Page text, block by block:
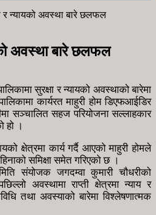
र न्यायको अवस्था बारे छलफल
अवस्था बारे छलफल
सुरक्षा र न्यायको अवस्थाको बारेमा
कार्यरत माहुरी होम डिएफआईडिर
सञ्चालित सहज परियोजना सल्लाहकार
हो ।
क्षेत्रमा कार्य गर्दै आएको माहुरी होमले
समिक्षा समेत गरिएको छ ।
संयोजक जगदम्वा कुमारी चौधरीको
अवस्थामा राप्ती क्षेत्रमा न्याय र
तथा अवस्याको बारेमा विश्लेषणात्मक